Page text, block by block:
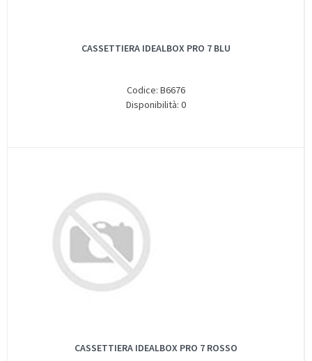
CASSETTIERA IDEALBOX PRO 7 BLU
Codice: B6676
Disponibilità: 0
CASSETTIERA IDEALBOX PRO 7 ROSSO